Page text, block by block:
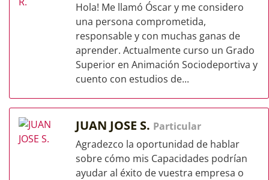
Hola! Me llamó Óscar y me considero
una persona comprometida,
responsable y con muchas ganas de
aprender. Actualmente curso un Grado
Superior en Animación Sociodeportiva y
cuento con estudios de...
JUAN JOSE S. Particular
Agradezco la oportunidad de hablar
sobre cómo mis Capacidades podrían
ayudar al éxito de vuestra empresa o